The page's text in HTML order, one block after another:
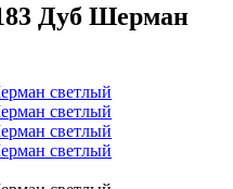
Дуб Шерман